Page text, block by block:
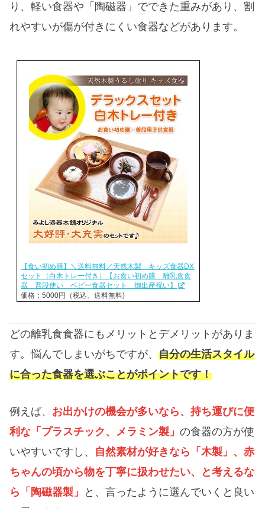
り、軽い食器や 「陶磁器」 でできた重みがあり、割
れやすいが傷が付きにくい食器などがあります。
【食い初め膳】＼送料無料／天然木製 キッズ食器DX
セット（白木トレー付き）【お食い初め膳 離乳食食
器 普段使い ベビー食器セット 御出産祝い】
価格：5000円（税込、送料無料)
どの離乳食食器にもメリットとデメリットがありま
す。悩んでしまいがちですが、自分の生活スタイル
に合った食器を選ぶことがポイントです！
例えば、 お出かけの機会が多いなら、持ち運びに便
利な「プラスチック、メラミン製」の食器の方が使
いやすいですし、 自然素材が好きなら「木製」、赤
ちゃんの頃から物を丁寧に扱わせたい、と考えるな
ら「陶磁器製」
と、言ったように選んでいくと良い